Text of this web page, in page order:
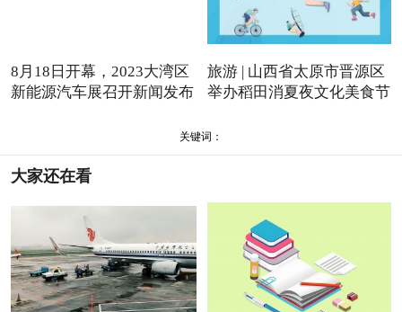
8月18日开幕，2023大湾区
新能源汽车展召开新闻发布
旅游 | 山西省太原市晋源区
举办稻田消夏夜文化美食节
关键词：
大家还在看